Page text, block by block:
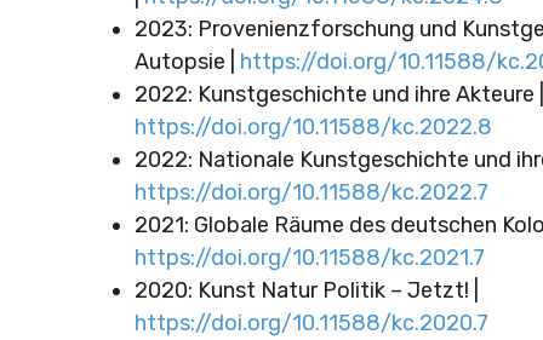
2023: Provenienzforschung und
Autopsie | https://doi.org/10.11588/
2022: Kunstgeschichte und ihre Akteure |
https://doi.org/10.11588/kc.2022.8
2022: Nationale Kunstgeschichte und
https://doi.org/10.11588/kc.2022.7
2021: Globale Räume des deutschen
https://doi.org/10.11588/kc.2021.7
2020: Kunst Natur Politik – Jetzt! |
https://doi.org/10.11588/kc.2020.7